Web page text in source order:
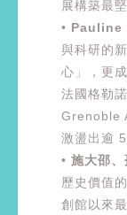
展構築最
• Pauline
與科研的
心」，更
法國格勒
Grenoble
激盪出逾
• 施大邵
歷史價值
創館以來